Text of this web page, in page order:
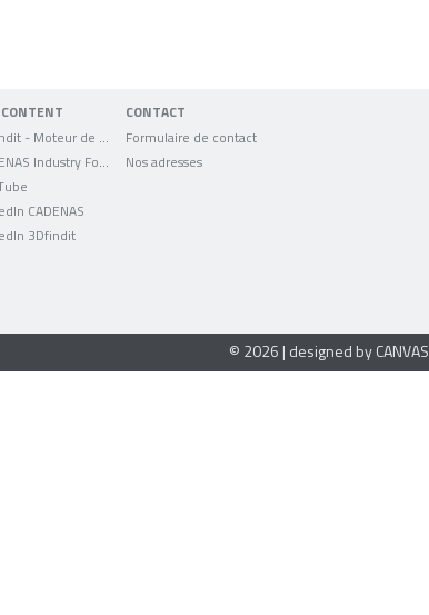
CONTENT
CADENAS
3Dfindit
CONTACT
Formulaire de contact
Nos adresses
© 2026 | designed by CANVAS